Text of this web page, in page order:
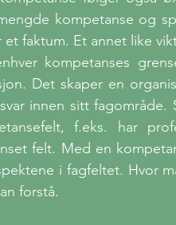
kompetanse og
et faktum. Et annet like
kompetanses
Det skaper en
innen sitt
f.eks. har
felt. Med en
i fagfeltet. Hvor
forstå.